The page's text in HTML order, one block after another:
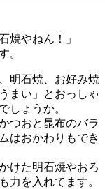
焼やねん！」
。
明石焼、お好み焼
まい」とおっしゃ
しょうか。
つおと昆布のバラ
はおかわりもでき
けた明石焼やおろ
力を入れてます。